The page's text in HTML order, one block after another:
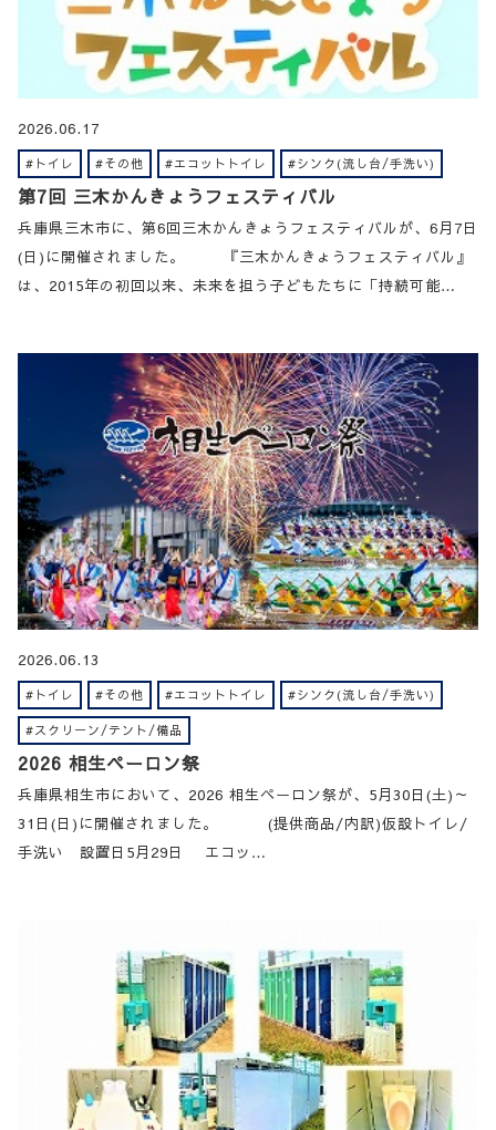
2026.06.17
#トイレ #その他 #エコットトイレ #シンク(流し台/手洗い)
第7回 三木かんきょうフェスティバル
兵庫県三木市に、第6回三木かんきょうフェスティバルが、6月7日
(日)に開催されました。 『三木かんきょうフェスティバル』
は、2015年の初回以来、未来を担う子どもたちに「持続可能…
2026.06.13
#トイレ #その他 #エコットトイレ #シンク(流し台/手洗い)
#スクリーン/テント/備品
2026 相生ペーロン祭
兵庫県相生市において、2026 相生ペーロン祭が、5月30日(土)～
31日(日)に開催されました。 (提供商品/内訳)仮設トイレ/
手洗い 設置日5月29日 エコッ…